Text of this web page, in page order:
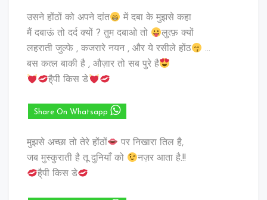
उसने होंठों को अपने दांत
में दबा के मुझसे कहा
मैं दबाऊं तो दर्द क्यों ? तुम दबाओ तो
लुत्फ़ क्यों
लहराती जुल्फे , कजरारे नयन , और ये रसीले होंठ
…
बस कत्ल बाकी है , औज़ार तो सब पुरे है
है्पी किस डे
Share On Whatsapp
मुझसे अच्छा तो तेरे होंठों
पर निखारा तिल है,
जब मुस्कुराती है तू दुनियाँ को
नज़र आता है.!!
है्पी किस डे